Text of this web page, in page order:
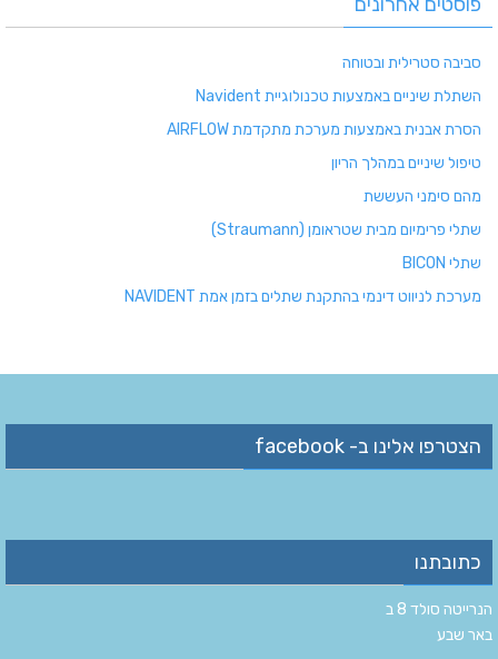
סביבה סטרילית ובטוחה
השתלת שיניים באמצעות טכנולוגיית Navident
הסרת אבנית באמצעות מערכת מתקדמת AIRFLOW
טיפול שיניים במהלך הריון
מהם סימני העששת
שתלי פרימיום מבית שטראומן (Straumann)
שתלי BICON
מערכת לניווט דינמי בהתקנת שתלים בזמן אמת NAVIDENT
הצטרפו אלינו ב- facebook
כתובתנו
הנרייטה סולד 8 ב‏
‏באר שבע‏